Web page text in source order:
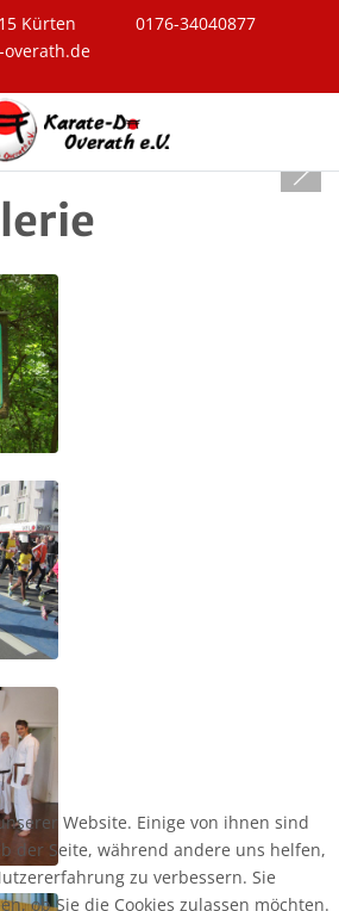
Kürten
0176-34040877
overath.de
Website. Einige von ihnen sind
der Seite, während andere uns helfen,
zu verbessern. Sie
ob Sie die Cookies zulassen möchten.